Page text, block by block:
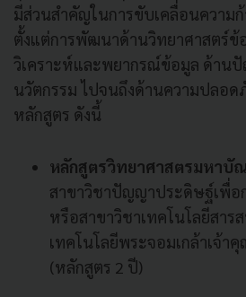
มีส่วนสำคัญในการขับเคลื่อนความ
ตั้งแต่การพัฒนาด้านวิทยาศาสตร์ข้
วิเคราะห์และพยากรณ์ข้อมูล ด้าน
นวัตกรรม ไปจนถึงด้านความปลอด
หลักสูตร ดังนี้
หลักสูตรวิทยาศาสตรมหาบั
สาขาวิชาปัญญาประดิษฐ์เพื่อก
หรือสาขาวิชาเทคโนโลยีสาร
เทคโนโลยีพระจอมเกล้าเจ้า
(หลักสูตร 2 ปี)